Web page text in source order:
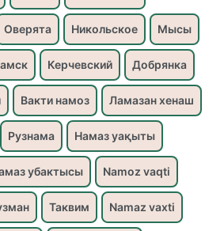
Оверята Никольское Мысы
Керчевский Добрянка
Вакти намоз Ламазан хенаш
Рузнама Намаз уақыты
убактысы Namoz vaqti
Таквим Namaz vaxti